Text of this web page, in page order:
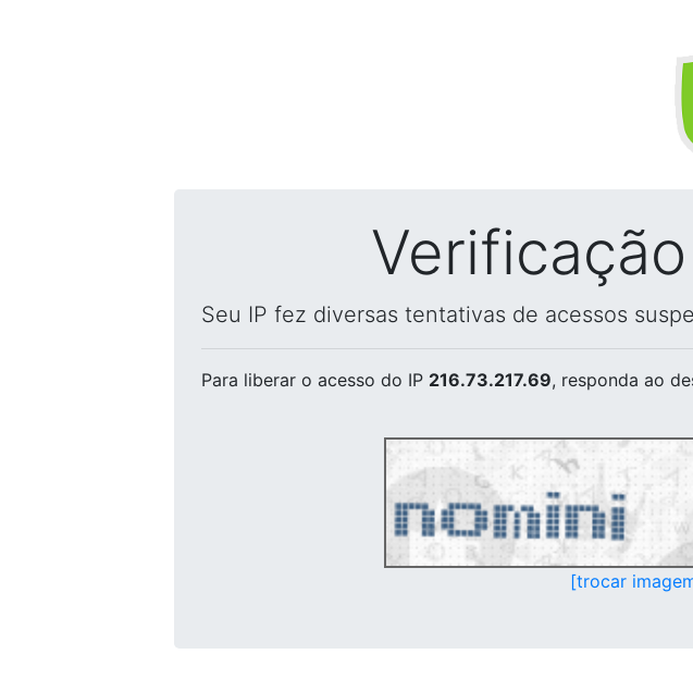
Seu IP fez diversas tentativas de acessos
Para liberar o acesso do IP 216.73.217.69, responda ao
[trocar